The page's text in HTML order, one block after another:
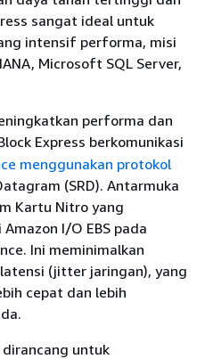
sangat ideal untuk
intensif performa, misi
Microsoft SQL Server,
performa dan
Express berkomunikasi
menggunakan protokol
(SRD). Antarmuka
Kartu Nitro yang
I/O EBS pada
Ini meminimalkan
(jitter jaringan), yang
cepat dan lebih
dirancang untuk